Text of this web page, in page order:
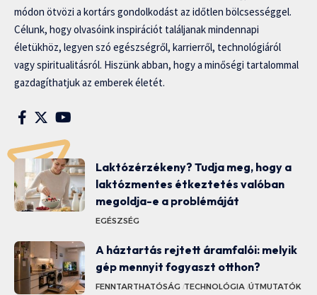
módon ötvözi a kortárs gondolkodást az időtlen bölcsességgel.
Célunk, hogy olvasóink inspirációt találjanak mindennapi
életükhöz, legyen szó egészségről, karrierről, technológiáról
vagy spiritualitásról. Hiszünk abban, hogy a minőségi tartalommal
gazdagíthatjuk az emberek életét.
Laktózérzékeny? Tudja meg, hogy a
laktózmentes étkeztetés valóban
megoldja-e a problémáját
EGÉSZSÉG
A háztartás rejtett áramfalói: melyik
gép mennyit fogyaszt otthon?
FENNTARTHATÓSÁG TECHNOLÓGIA ÚTMUTATÓK